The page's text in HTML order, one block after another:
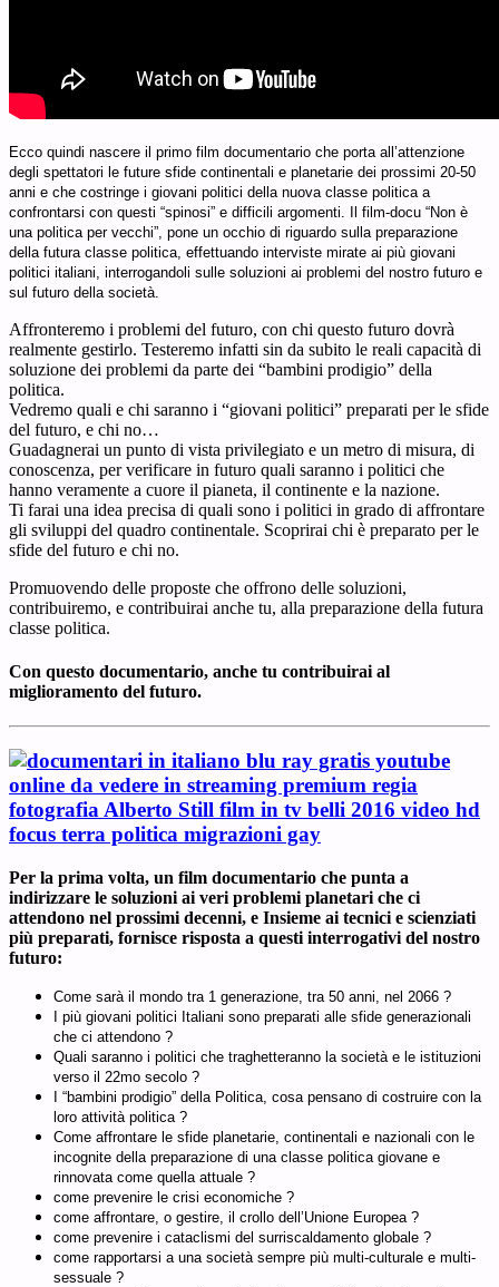
Ecco quindi nascere il primo film documentario che porta all’attenzione
degli spettatori le future sfide continentali e planetarie dei prossimi 20-50
anni e che costringe i giovani politici della nuova classe politica a
confrontarsi con questi “spinosi” e difficili argomenti. Il film-docu “Non è
una politica per vecchi”, pone un occhio di riguardo sulla preparazione
della futura classe politica, effettuando interviste mirate ai più giovani
politici italiani, interrogandoli sulle soluzioni ai problemi del nostro futuro e
sul futuro della società.
Affronteremo i problemi del futuro, con chi questo futuro dovrà
realmente gestirlo. Testeremo infatti sin da subito le reali capacità di
soluzione dei problemi da parte dei “bambini prodigio” della
politica.
Vedremo quali e chi saranno i “giovani politici” preparati per le sfide
del futuro, e chi no…
Guadagnerai un punto di vista privilegiato e un metro di misura, di
conoscenza, per verificare in futuro quali saranno i politici che
hanno veramente a cuore il pianeta, il continente e la nazione.
Ti farai una idea precisa di quali sono i politici in grado di affrontare
gli sviluppi del quadro continentale. Scoprirai chi è preparato per le
sfide del futuro e chi no.
Promuovendo delle proposte che offrono delle soluzioni,
contribuiremo, e contribuirai anche tu, alla preparazione della futura
classe politica.
Con questo documentario, anche tu contribuirai al
miglioramento del futuro.
Per la prima volta, un film documentario che punta a
indirizzare le soluzioni ai veri problemi planetari che ci
attendono nel prossimi decenni, e Insieme ai tecnici e scienziati
più preparati, fornisce risposta a questi interrogativi del nostro
futuro:
Come sarà il mondo tra 1 generazione, tra 50 anni, nel 2066 ?
I più giovani politici Italiani sono preparati alle sfide generazionali
che ci attendono ?
Quali saranno i politici che traghetteranno la società e le istituzioni
verso il 22mo secolo ?
I “bambini prodigio” della Politica, cosa pensano di costruire con la
loro attività politica ?
Come affrontare le sfide planetarie, continentali e nazionali con le
incognite della preparazione di una classe politica giovane e
rinnovata come quella attuale ?
come prevenire le crisi economiche ?
come affrontare, o gestire, il crollo dell’Unione Europea ?
come prevenire i cataclismi del surriscaldamento globale ?
come rapportarsi a una società sempre più multi-culturale e multi-
sessuale ?